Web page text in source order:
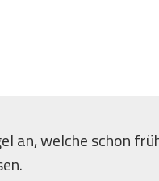
welche schon